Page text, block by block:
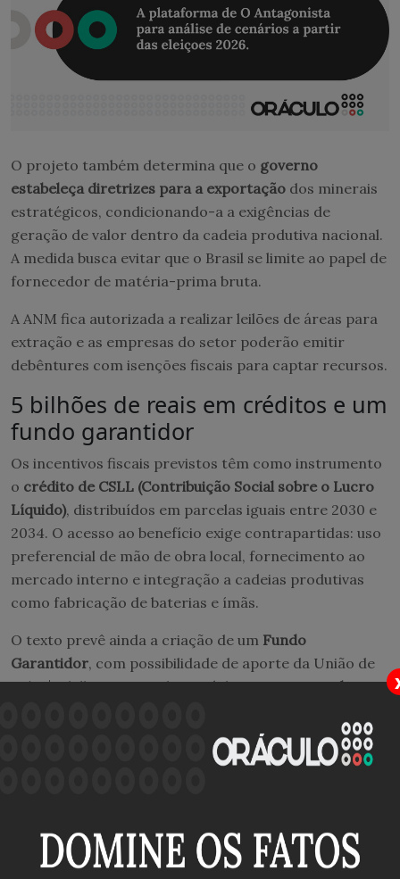
O projeto também determina que o governo
estabeleça diretrizes para a exportação dos minerais
estratégicos, condicionando-a a exigências de
geração de valor dentro da cadeia produtiva nacional.
A medida busca evitar que o Brasil se limite ao papel de
fornecedor de matéria-prima bruta.
A ANM fica autorizada a realizar leilões de áreas para
extração e as empresas do setor poderão emitir
debêntures com isenções fiscais para captar recursos.
5 bilhões de reais em créditos e um
fundo garantidor
Os incentivos fiscais previstos têm como instrumento
o crédito de CSLL (Contribuição Social sobre o Lucro
Líquido), distribuídos em parcelas iguais entre 2030 e
2034. O acesso ao benefício exige contrapartidas: uso
preferencial de mão de obra local, fornecimento ao
mercado interno e integração a cadeias produtivas
como fabricação de baterias e ímãs.
O texto prevê ainda a criação de um Fundo
Garantidor, com possibilidade de aporte da União de
até R$ 2 bilhões. Para alimentá-lo, asempresas do
primeiros seis anos de operação, percentual que sobe
para 0,5% a partir do sétimo ano. Os recursos
A versão final do projeto abandonou a proposta inicial
de restringir o acesso aos incentivos apenas a